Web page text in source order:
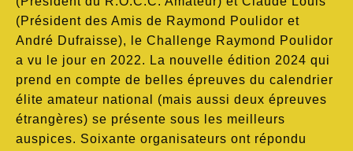
(Président des Amis de Raymond Poulidor et
André Dufraisse), le Challenge Raymond Poulidor
a vu le jour en 2022. La nouvelle édition 2024 qui
prend en compte de belles épreuves du calendrier
élite amateur national (mais aussi deux épreuves
étrangères) se présente sous les meilleurs
auspices. Soixante organisateurs ont répondu